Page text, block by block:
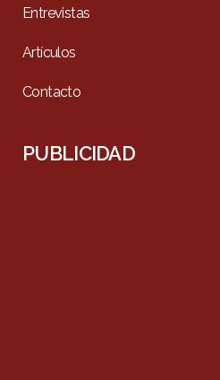
Entrevistas
Artículos
Contacto
PUBLICIDAD